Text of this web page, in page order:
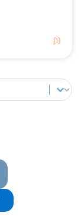
(1)